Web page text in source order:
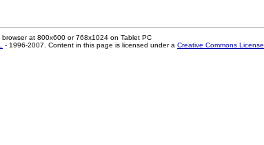
at 800x600 or 768x1024 on Tablet PC
- 1996-2007. Content in this page is licensed under a Creative Commons License